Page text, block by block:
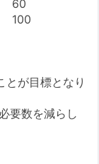
60
が目標となり
要数を減らし